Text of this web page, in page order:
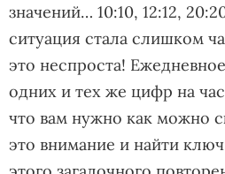
значений… 10:10, 12:12,
ситуация стала слишком
это неспроста!
одних и тех же цифр на
что вам нужно как можно
это внимание и найти